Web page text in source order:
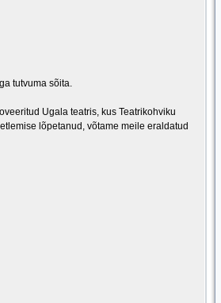
tutvuma sõita.
Ugala teatris, kus Teatrikohviku
lõpetanud, võtame meile eraldatud